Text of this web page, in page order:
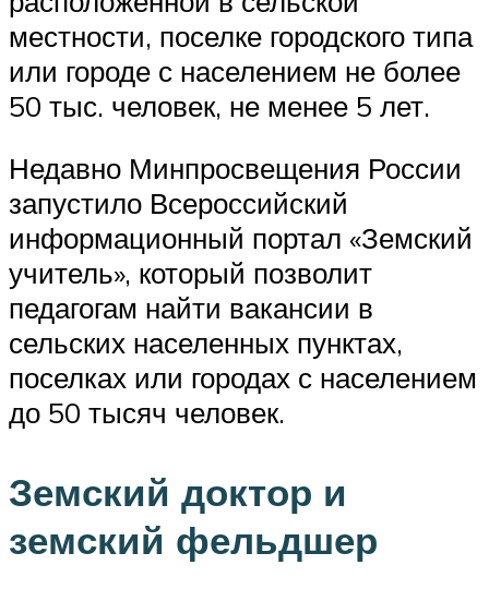
местности, поселке городского типа
или городе с населением не более
50 тыс. человек, не менее 5 лет.
Недавно Минпросвещения России
запустило Всероссийский
информационный портал «Земский
учитель», который позволит
педагогам найти вакансии в
сельских населенных пунктах,
поселках или городах с населением
до 50 тысяч человек.
Земский доктор и
земский фельдшер